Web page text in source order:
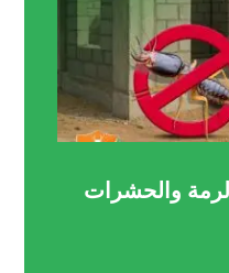
والحشرات